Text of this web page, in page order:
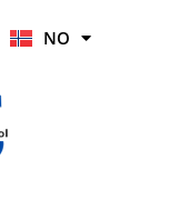
NO
HI